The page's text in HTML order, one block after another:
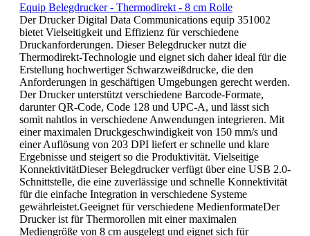
Equip Belegdrucker - Thermodirekt - 8 cm Rolle
Der Drucker Digital Data Communications equip 351002
bietet Vielseitigkeit und Effizienz für verschiedene
Druckanforderungen. Dieser Belegdrucker nutzt die
Thermodirekt-Technologie und eignet sich daher ideal für die
Erstellung hochwertiger Schwarzweißdrucke, die den
Anforderungen in geschäftigen Umgebungen gerecht werden.
Der Drucker unterstützt verschiedene Barcode-Formate,
darunter QR-Code, Code 128 und UPC-A, und lässt sich
somit nahtlos in verschiedene Anwendungen integrieren. Mit
einer maximalen Druckgeschwindigkeit von 150 mm/s und
einer Auflösung von 203 DPI liefert er schnelle und klare
Ergebnisse und steigert so die Produktivität. Vielseitige
KonnektivitätDieser Belegdrucker verfügt über eine USB 2.0-
Schnittstelle, die eine zuverlässige und schnelle Konnektivität
für die einfache Integration in verschiedene Systeme
gewährleistet.Geeignet für verschiedene MedienformateDer
Drucker ist für Thermorollen mit einer maximalen
Mediengröße von 8 cm ausgelegt und eignet sich für